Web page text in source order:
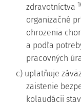
zdravotníctva
organizačné
ohrozenia
a podľa
pracovných
c) uplatňuje
zaistenie
kolaudácii